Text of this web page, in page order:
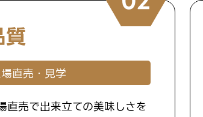
質
直売・見学
直売で出来立ての美味しさを